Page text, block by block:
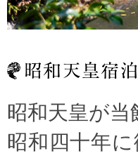
昭和天皇が
昭和四十年